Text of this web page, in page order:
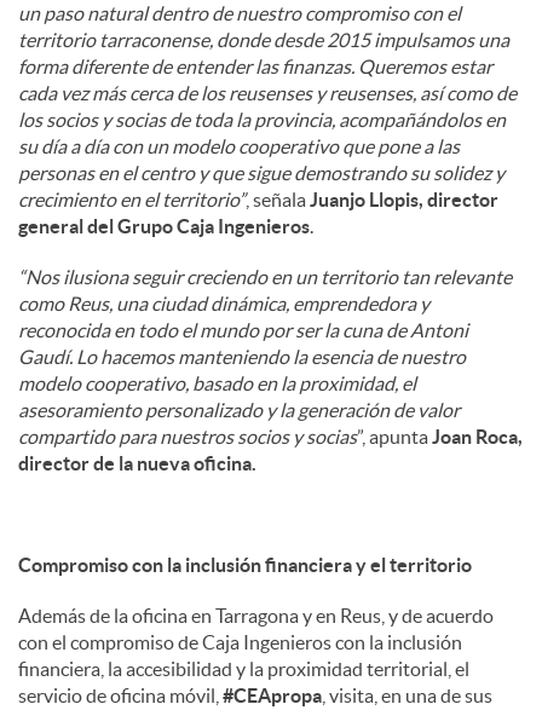
un paso natural dentro de nuestro compromiso con el
territorio tarraconense, donde desde 2015 impulsamos una
forma diferente de entender las finanzas. Queremos estar
cada vez más cerca de los reusenses y reusenses, así como de
los socios y socias de toda la provincia, acompañándolos en
su día a día con un modelo cooperativo que pone a las
personas en el centro y que sigue demostrando su solidez y
crecimiento en el territorio”, señalaJuanjo Llopis, director
general del Grupo Caja Ingenieros.
“Nos ilusiona seguir creciendo en un territorio tan relevante
como Reus, una ciudad dinámica, emprendedora y
reconocida en todo el mundo por ser la cuna de Antoni
Gaudí. Lo hacemos manteniendo la esencia de nuestro
modelo cooperativo, basado en la proximidad, el
asesoramiento personalizado y la generación de valor
compartido para nuestros socios y socias”, apuntaJoan Roca,
director de la nueva oficina.
Compromiso con la inclusión financiera y el territorio
Además de la oficina en Tarragona y en Reus, y de acuerdo
con el compromiso de Caja Ingenieros con la inclusión
financiera, la accesibilidad y la proximidad territorial, el
servicio de oficina móvil, #CEApropa , visita, en una de sus